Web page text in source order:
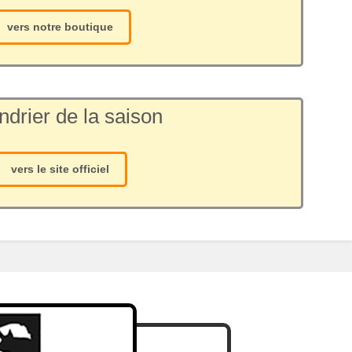
vers notre boutique
de la saison
vers le site officiel